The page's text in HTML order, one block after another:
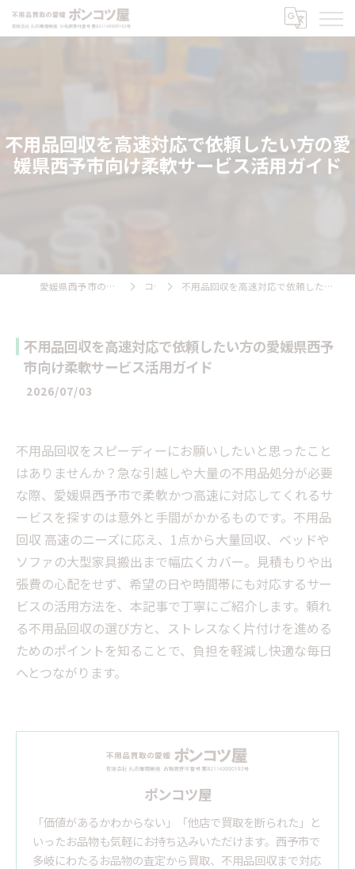
不用品回収を高速対応で依頼したい方の愛
媛県西予市向け柔軟サービス活用ガイド
愛媛県西予市の不用品回収ならポンコツ屋 コラム 不用品回収を高速対応で依頼したい方の愛媛県西予市向け柔軟サービス活用ガイド
不用品回収を高速対応で依頼したい方の愛媛県西予
市向け柔軟サービス活用ガイド
2026/07/03
不用品回収をスピーディーにお願いしたいと思ったこと
はありませんか？急な引越しや大量の不用品処分が必要
な際、愛媛県西予市で柔軟かつ高速に対応してくれるサ
ービスを探すのは意外と手間がかかるものです。不用品
回収 高速のニーズに応え、1点から大量回収、ベッドや
ソファの大型家具搬出まで幅広くカバー。見積もりや出
張費の心配をせず、希望の日や時間帯にも対応するサー
ビスの活用方法を、本記事で丁寧にご紹介します。頼れ
る不用品回収の選び方と、ストレスなく片付けを進める
ためのポイントを知ることで、負担を軽減し快適な毎日
へとつながります。
ポンコツ屋
「価値があるかわからない」「他店で買取を断られた」と
いったお品物も気軽にお持ち込みいただけます。西予市で
多岐にわたるお品物の査定から買取、不用品回収まで対応